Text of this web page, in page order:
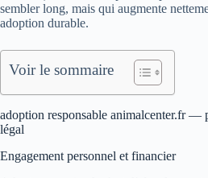
sembler long, mais qui augmente
adoption durable.
Voir le sommaire
adoption responsable animalcenter.fr —
légal
Engagement personnel et financier